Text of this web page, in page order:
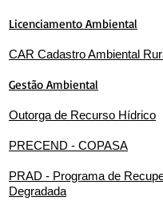
Licenciamento Ambiental
CAR Cadastro Ambiental
Gestão Ambiental
Outorga de Recurso Hídrico
PRECEND - COPASA
PRAD - Programa de
Degradada